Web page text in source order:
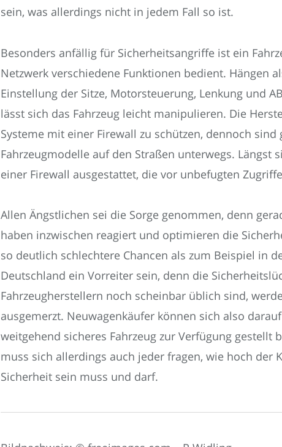
sein, was allerdings nicht in jedem Fall so ist.
Besonders anfällig für Sicherheitsangriffe ist ein
Netzwerk verschiedene Funktionen bedient. Hängen
Einstellung der Sitze, Motorsteuerung, Lenkung und
lässt sich das Fahrzeug leicht manipulieren. Die
Systeme mit einer Firewall zu schützen, dennoch sind
Fahrzeugmodelle auf den Straßen unterwegs. Längst
einer Firewall ausgestattet, die vor unbefugten
Allen Ängstlichen sei die Sorge genommen, denn
haben inzwischen reagiert und optimieren die
so deutlich schlechtere Chancen als zum Beispiel in
Deutschland ein Vorreiter sein, denn die
Fahrzeugherstellern noch scheinbar üblich sind,
ausgemerzt. Neuwagenkäufer können sich also
weitgehend sicheres Fahrzeug zur Verfügung gestellt
muss sich allerdings auch jeder fragen, wie hoch der
Sicherheit sein muss und darf.